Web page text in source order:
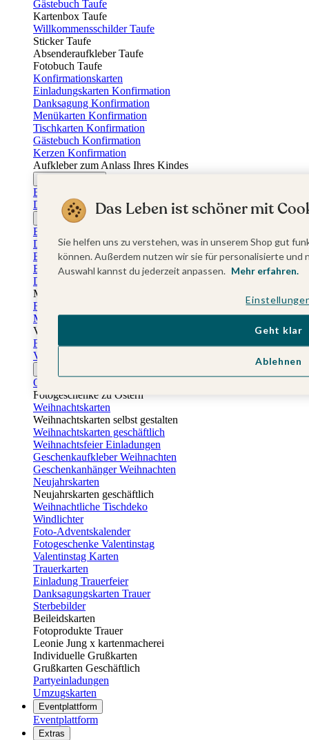
Gästebuch Taufe
Kartenbox Taufe
Willkommensschilder Taufe
Sticker Taufe
Absenderaufkleber Taufe
Fotobuch Taufe
Konfirmationskarten
Einladungskarten Konfirmation
Danksagung Konfirmation
Menükarten Konfirmation
Tischkarten Konfirmation
Gästebuch Konfirmation
Kerzen Konfirmation
Aufkleber zum Anlass Ihres Kindes
Einladungskarten Firmung
Dankeskarten Firmung
Jugendweihekarten
Einladungskarten Jugendweihe
Dankeskarten Jugendweihe
Einschulungskarten
Einladungskarten Einschulung
Danksagung Einschulung
Muttertag
Fotogeschenke Muttertag
Muttertagskarten
Vatertag
Fotogeschenke Vatertag
Vatertagskarten
Osterkarten
Fotogeschenke zu Ostern
Weihnachtskarten
Weihnachtskarten selbst gestalten
Weihnachtskarten geschäftlich
Weihnachtsfeier Einladungen
Geschenkaufkleber Weihnachten
Geschenkanhänger Weihnachten
Neujahrskarten
Neujahrskarten geschäftlich
Weihnachtliche Tischdeko
Windlichter
Foto-Adventskalender
Fotogeschenke Valentinstag
Valentinstag Karten
Trauerkarten
Einladung Trauerfeier
Danksagungskarten Trauer
Sterbebilder
Beileidskarten
Fotoprodukte Trauer
Leonie Jung x kartenmacherei
Individuelle Grußkarten
Grußkarten Geschäftlich
Partyeinladungen
Umzugskarten
Eventplattform
Eventplattform
Extras
Das Leben ist schöner mit
Sie helfen uns zu verstehen, was in unserem Shop gut
können. Außerdem nutzen wir sie für personalisierte
Auswahl kannst du jederzeit anpassen. Mehr erfahren.
Ablehnen
Geht klar